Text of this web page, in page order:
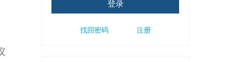
登录
找回密码 注册